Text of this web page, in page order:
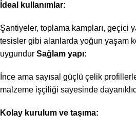
İdeal kullanımlar:
Şantiyeler, toplama kampları, geçici
tesisler gibi alanlarda yoğun yaşam
uygundur Sağlam yapı:
İnce ama sayısal güçlü çelik
malzeme işçiliği sayesinde
Kolay kurulum ve taşıma: